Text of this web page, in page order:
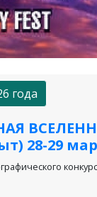
года
28-29
конкурс